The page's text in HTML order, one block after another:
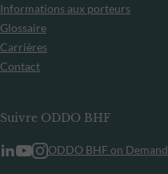
Informations aux porteurs
Glossaire
Carrières
Contact
Suivre ODDO BHF
ODDO BHF on Demand